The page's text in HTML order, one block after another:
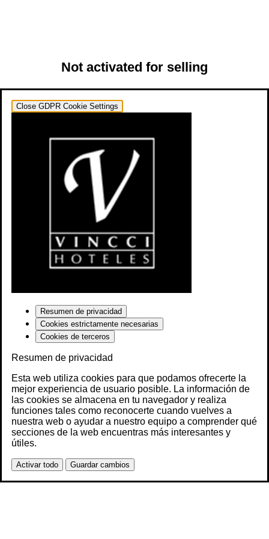
Not activated for selling
Close GDPR Cookie Settings
Resumen de privacidad
Cookies estrictamente necesarias
Cookies de terceros
Resumen de privacidad
Esta web utiliza cookies para que podamos ofrecerte la
mejor experiencia de usuario posible. La información de
las cookies se almacena en tu navegador y realiza
funciones tales como reconocerte cuando vuelves a
nuestra web o ayudar a nuestro equipo a comprender qué
secciones de la web encuentras más interesantes y
útiles.
Activar todo Guardar cambios